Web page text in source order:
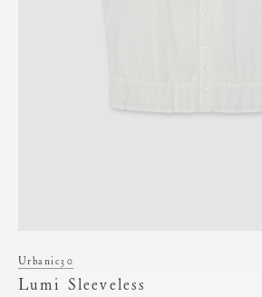
Urbanic30
Lumi Sleeveless